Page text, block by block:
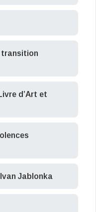
transition
d’Art et
Jablonka